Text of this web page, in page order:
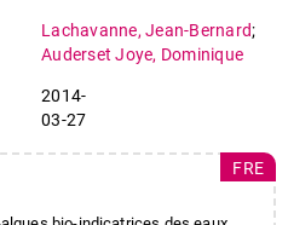
Lachavanne, Jean-Bernard;
Auderset Joye, Dominique
2014-
03-27
FRE